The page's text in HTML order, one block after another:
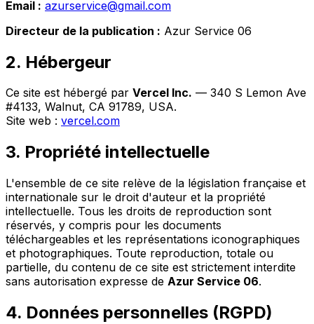
Email : azurservice@gmail.com
Directeur de la publication : Azur Service 06
2. Hébergeur
Ce site est hébergé par Vercel Inc. — 340 S Lemon Ave
#4133, Walnut, CA 91789, USA.
Site web : vercel.com
3. Propriété intellectuelle
L'ensemble de ce site relève de la législation française et
internationale sur le droit d'auteur et la propriété
intellectuelle. Tous les droits de reproduction sont
réservés, y compris pour les documents
téléchargeables et les représentations iconographiques
et photographiques. Toute reproduction, totale ou
partielle, du contenu de ce site est strictement interdite
sans autorisation expresse de Azur Service 06.
4. Données personnelles (RGPD)